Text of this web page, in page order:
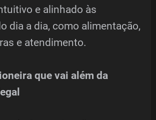
e alinhado às
dia a dia, como alimentação,
e atendimento.
que vai além da